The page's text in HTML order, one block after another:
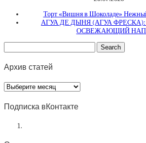
Торт «Вишня в Шоколаде»
АГУА ДЕ ДЫНЯ (АГУА
ОСВЕЖАЮЩИЙ
Архив статей
Архив
статей
Подписка вКонтакте